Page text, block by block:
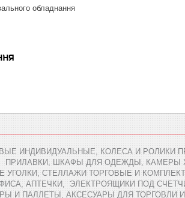
обладнання
ИНДИВИДУАЛЬНЫЕ, КОЛЕСА И
ПРИЛАВКИ, ШКАФЫ ДЛЯ ОДЕЖДЫ,
УГОЛКИ, СТЕЛЛАЖИ ТОРГОВЫЕ И
АПТЕЧКИ, ЭЛЕКТРОЯЩИКИ ПОД
И ПАЛЛЕТЫ, АКСЕСУАРЫ ДЛЯ ТОРГОВЛИ